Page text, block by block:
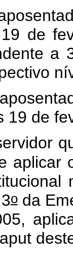
de
a
19 de
aplicar
oda